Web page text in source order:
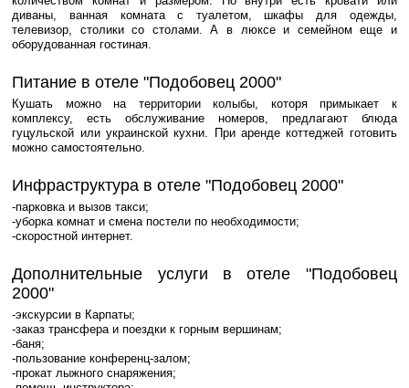
диваны, ванная комната с туалетом, шкафы для одежды,
телевизор, столики со столами. А в люксе и семейном еще и
оборудованная гостиная.
Питание в отеле "Подобовец 2000"
Кушать можно на территории колыбы, которя примыкает к
комплексу, есть обслуживание номеров, предлагают блюда
гуцульской или украинской кухни. При аренде коттеджей готовить
можно самостоятельно.
Инфраструктура в отеле "Подобовец 2000"
-парковка и вызов такси;
-уборка комнат и смена постели по необходимости;
-скоростной интернет.
Дополнительные услуги в отеле "Подобовец
2000"
-экскурсии в Карпаты;
-заказ трансфера и поездки к горным вершинам;
-баня;
-пользование конференц-залом;
-прокат лыжного снаряжения;